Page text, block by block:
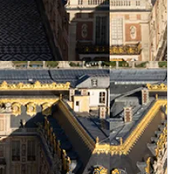
au 31 octobre. Tarif normal
au 31 octobre . Tarif réduit -
Accessible aux
Accessible